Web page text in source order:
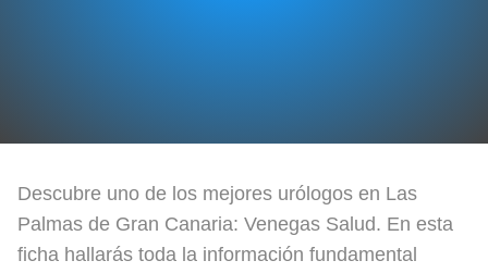
Descubre uno de los mejores urólogos en Las
Palmas de Gran Canaria: Venegas Salud. En esta
ficha hallarás toda la información fundamental